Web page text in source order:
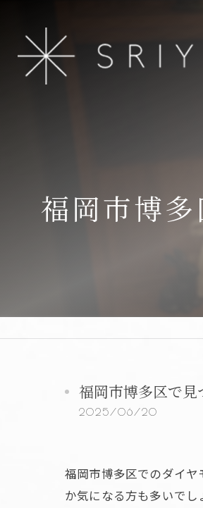
福岡市博
福岡市博多区で見
2025/06/20
福岡市博多区でのダイ
か気になる方も多いで